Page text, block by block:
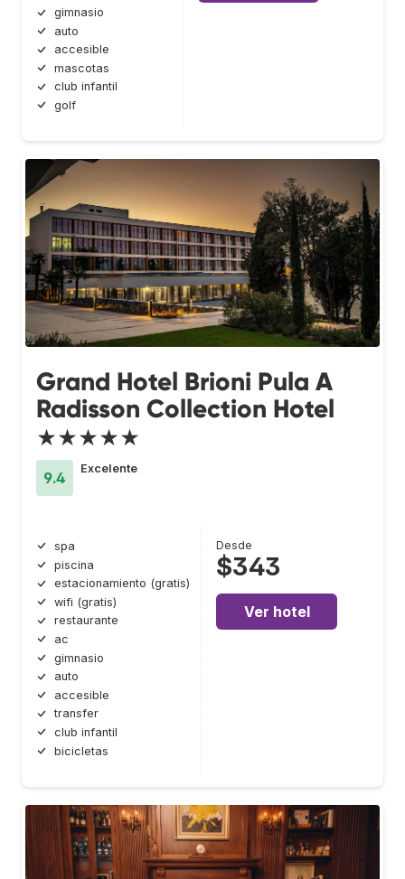
gimnasio
auto
accesible
mascotas
club infantil
golf
Grand Hotel Brioni Pula A
Radisson Collection Hotel
★★★★★
9.4
Excelente
spa
piscina
estacionamiento (gratis)
wifi (gratis)
restaurante
ac
gimnasio
auto
accesible
transfer
club infantil
bicicletas
Desde
$343
Ver hotel